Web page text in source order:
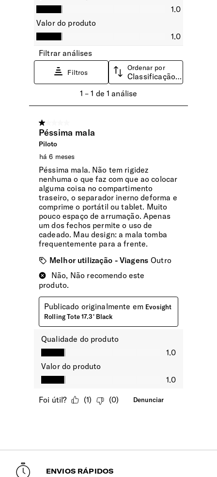
2 Rodas
INTERIOR
Compartimento | Tablet
Compartimento | Vestuário
Com cintas ajustáveis para organizar o vestuário sem
Compartimento | Portátil
Para transportar o portátil e tablet em segurança.
Dimensões Ecrã | Portátil
17.3" (⌀ 43.9cm)
ENVIOS RÁPIDOS